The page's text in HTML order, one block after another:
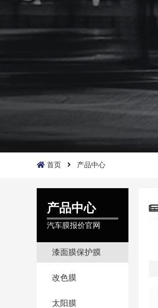
首页 产品中心
产品中心
汽车膜报价官网
漆面膜保护膜
改色膜
太阳膜